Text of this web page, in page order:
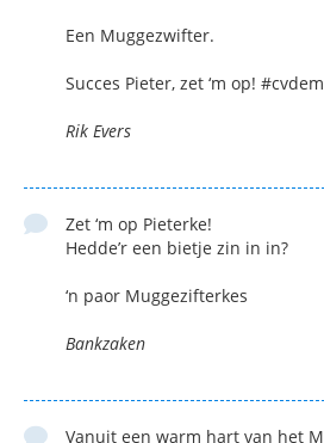
Een Muggezwifter.
Succes Pieter, zet ‘m op!
Rik Evers
Zet ‘m op Pieterke!
Hedde’r een bietje zin in in?
‘n paor Muggezifterkes
Bankzaken
Vanuit een warm hart van het